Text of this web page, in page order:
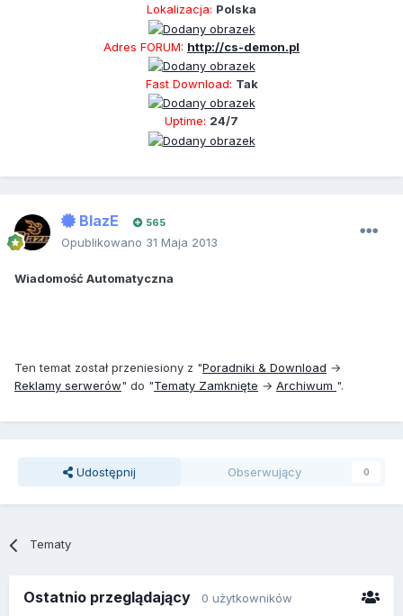
Lokalizacja: Polska
Adres FORUM: http://cs-demon.pl
Fast Download: Tak
Uptime: 24/7
BlazE 565
Opublikowano 31 Maja 2013
Wiadomość Automatyczna
Ten temat został przeniesiony z "Poradniki & Download →
Reklamy serwerów" do "Tematy Zamknięte → Archiwum ".
Udostępnij Obserwujący 0
Tematy
Ostatnio przeglądający 0 użytkowników